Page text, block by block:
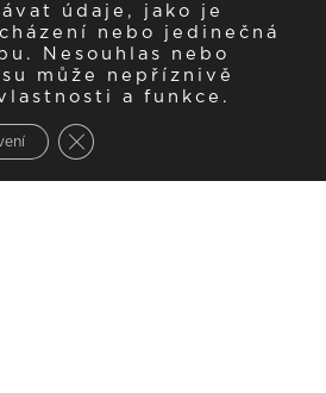
údaje, jako je
nebo jedinečná
Nesouhlas nebo
může nepříznivě
a funkce.
Zavřít cookie lištu GDPR